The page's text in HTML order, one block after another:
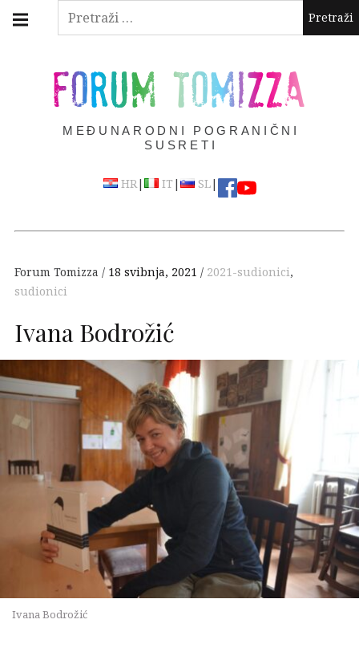
Pretraži:
Skip
FORUM TOMIZZA
MEĐUNARODNI POGRANIČNI
SUSRETI
HR| IT | SL|
navigation
Forum Tomizza 18 svibnja, 2021 2021-sudionici,
sudionici
Ivana Bodrožić
Ivana Bodrožić